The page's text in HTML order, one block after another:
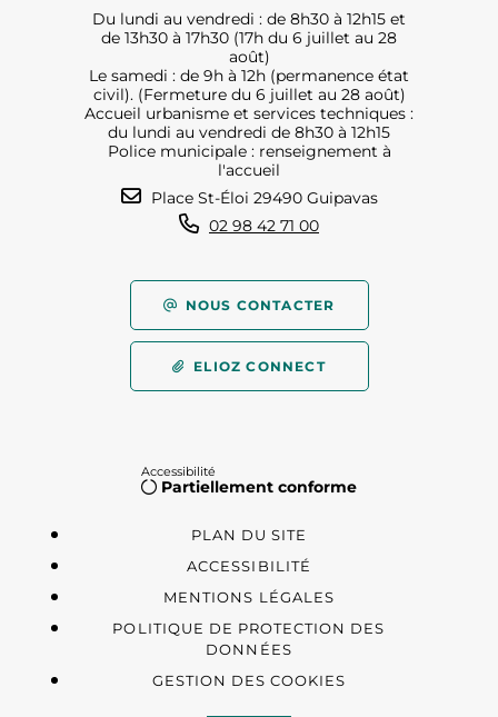
Du lundi au vendredi : de 8h30 à 12h15 et
de 13h30 à 17h30 (17h du 6 juillet au 28
août)
Le samedi : de 9h à 12h (permanence état
civil). (Fermeture du 6 juillet au 28 août)
Accueil urbanisme et services techniques :
du lundi au vendredi de 8h30 à 12h15
Police municipale : renseignement à
l'accueil
Place St-Éloi 29490 Guipavas
02 98 42 71 00
NOUS CONTACTER
ELIOZ CONNECT
Accessibilité
Partiellement conforme
PLAN DU SITE
ACCESSIBILITÉ
MENTIONS LÉGALES
POLITIQUE DE PROTECTION DES
DONNÉES
GESTION DES COOKIES